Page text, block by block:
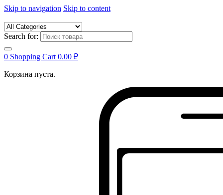
Skip to navigation Skip to content
Search for:
0 Shopping Cart 0.00 ₽
Корзина пуста.